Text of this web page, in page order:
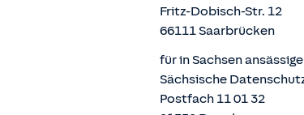
Fritz-Dobisch-Str. 12
66111 Saarbrücken
für in Sachsen
Sächsische
Postfach 11 01 32